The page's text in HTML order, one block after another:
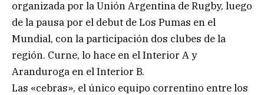
organizada por la Unión Argentina de Rugby, luego
de la pausa por el debut de Los Pumas en el
Mundial, con la participación dos clubes de la
región. Curne, lo hace en el Interior A y
Aranduroga en el Interior B.
Las «cebras», el único equipo correntino entre los